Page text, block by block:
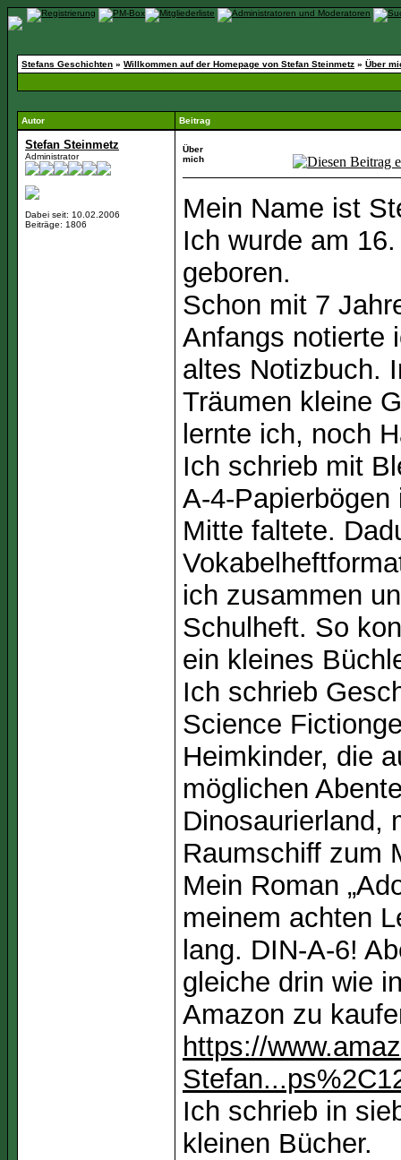
Stefans Geschichten » Willkommen auf der Homepage von Stefan Steinmetz » Über
Autor Beitrag
Stefan Steinmetz
Administrator
Dabei seit: 10.02.2006
Beiträge: 1806
Über
mich
Mein Name ist
Ich wurde am
geboren.
Schon mit 7
Anfangs notierte
altes Notizbuch.
Träumen kleine
lernte ich, noch
Ich schrieb mit
A-4-
Mitte faltete.
ich zusammen
Schulheft. So
ein kleines
Ich schrieb
Science
Heimkinder, die
möglichen
Dinosaurierland,
Raumschiff zum
Mein Roman
meinem achten
lang. DIN-A-6!
gleiche drin wie
Amazon zu
https://
Ich schrieb in
kleinen Bücher.